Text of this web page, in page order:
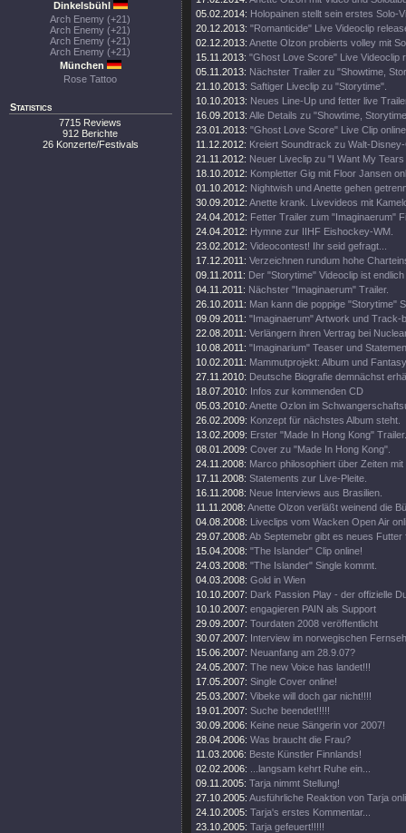
Dinkelsbühl
Arch Enemy (+21)
Arch Enemy (+21)
Arch Enemy (+21)
Arch Enemy (+21)
München
Rose Tattoo
Statistics
7715 Reviews
912 Berichte
26 Konzerte/Festivals
05.02.2014: Holopainen stellt sein erstes Solo-
20.12.2013: "Romanticide" Live Videoclip
02.12.2013: Anette Olzon probierts volley mit
15.11.2013: "Ghost Love Score" Live Videoclip
05.11.2013: Nächster Trailer zu "Showtime,
21.10.2013: Saftiger Liveclip zu "Storytime".
10.10.2013: Neues Line-Up und fetter live
16.09.2013: Alle Details zu "Showtime,
23.01.2013: "Ghost Love Score" Live Clip
11.12.2012: Kreiert Soundtrack zu Walt-
21.11.2012: Neuer Liveclip zu "I Want My
18.10.2012: Kompletter Gig mit Floor Jansen
01.10.2012: Nightwish und Anette gehen
30.09.2012: Anette krank. Livevideos mit
24.04.2012: Fetter Trailer zum "Imaginaerum"
24.04.2012: Hymne zur IIHF Eishockey-WM.
23.02.2012: Videocontest! Ihr seid gefragt...
17.12.2011: Verzeichnen rundum hohe
09.11.2011: Der "Storytime" Videoclip ist endlich
04.11.2011: Nächster "Imaginaerum" Trailer.
26.10.2011: Man kann die poppige "Storytime"
09.09.2011: "Imaginaerum" Artwork und Track-
22.08.2011: Verlängern ihren Vertrag bei
10.08.2011: "Imaginarium" Teaser und
10.02.2011: Mammutprojekt: Album und
27.11.2010: Deutsche Biografie demnächst
18.07.2010: Infos zur kommenden CD
05.03.2010: Anette Ozlon im
26.02.2009: Konzept für nächstes Album steht.
13.02.2009: Erster "Made In Hong Kong" Trailer.
08.01.2009: Cover zu "Made In Hong Kong".
24.11.2008: Marco philosophiert über Zeiten mit
17.11.2008: Statements zur Live-Pleite.
16.11.2008: Neue Interviews aus Brasilien.
11.11.2008: Anette Olzon verläßt weinend die
04.08.2008: Liveclips vom Wacken Open Air
29.07.2008: Ab Septemebr gibt es neues Futter
15.04.2008: "The Islander" Clip online!
24.03.2008: "The Islander" Single kommt.
04.03.2008: Gold in Wien
10.10.2007: Dark Passion Play - der offizielle
10.10.2007: engagieren PAIN als Support
29.09.2007: Tourdaten 2008 veröffentlicht
30.07.2007: Interview im norwegischen
15.06.2007: Neuanfang am 28.9.07?
24.05.2007: The new Voice has landet!!!
17.05.2007: Single Cover online!
25.03.2007: Vibeke will doch gar nicht!!!!
19.01.2007: Suche beendet!!!!!
30.09.2006: Keine neue Sängerin vor 2007!
28.04.2006: Was braucht die Frau?
11.03.2006: Beste Künstler Finnlands!
02.02.2006:
...langsam kehrt Ruhe ein...
09.11.2005: Tarja nimmt Stellung!
27.10.2005: Ausführliche Reaktion von Tarja
24.10.2005: Tarja's erstes Kommentar...
23.10.2005: Tarja gefeuert!!!!!